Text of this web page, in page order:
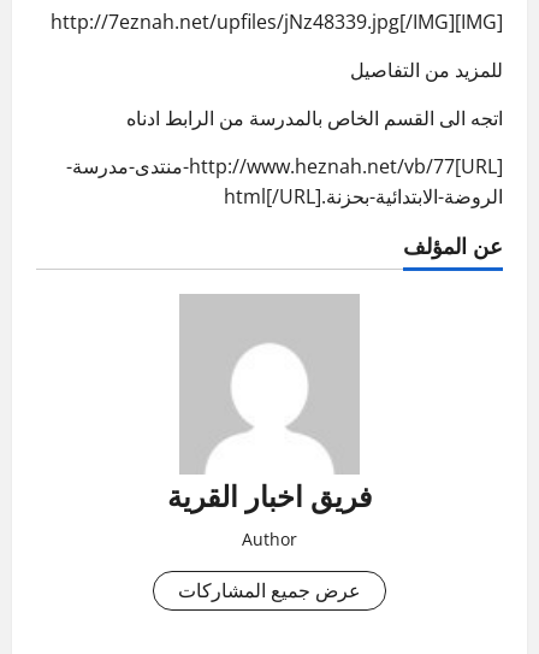
[IMG]http://7eznah.net/upfiles/jNz48339.jpg[/IMG]
للمزيد من التفاصيل
اتجه الى القسم الخاص بالمدرسة من الرابط ادناه
[URL]http://www.heznah.net/vb/77-منتدى-مدرسة-
الروضة-الابتدائية-بحزنة.html[/URL]
عن المؤلف
فريق اخبار القرية
Author
عرض جميع المشاركات